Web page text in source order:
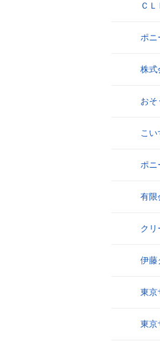
Ｃ
ポニ
株式
おそ
こ
ポニ
有限
クリ
伊藤
東京
東京